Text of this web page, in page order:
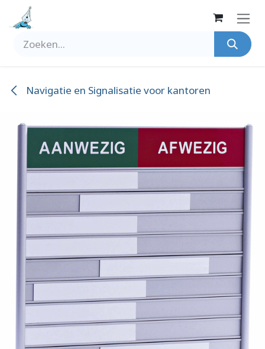
Overslaan naar inhoud
Navigatie en Signalisatie voor kantoren